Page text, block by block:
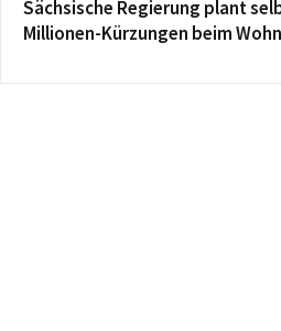
Sächsische Regierung plant
Millionen-Kürzungen beim